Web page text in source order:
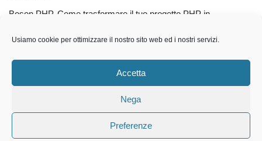
Usiamo cookie per ottimizzare il nostro sito web ed i nostri servizi.
Accetta
Nega
Preferenze
Boson PHP. Come trasformare il tuo progetto PHP in
03/12/2025
Come l’AI libera dalla schiavitù della specializzazione